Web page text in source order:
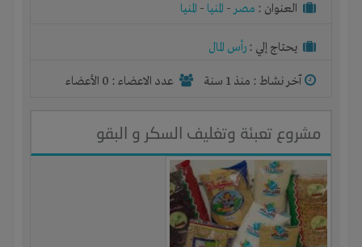
العنوان : مصر- المنيا - المنيا
يحتاج إلي : رأس المال
آخر نشاط : منذ 1 سنة عدد الاعضاء : 0 الأعضاء
مشروع تعبئة وتغليف السكر و البقو